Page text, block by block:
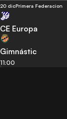
20 dicPrimera Federacion
CE Europa
Gimnástic
11:00